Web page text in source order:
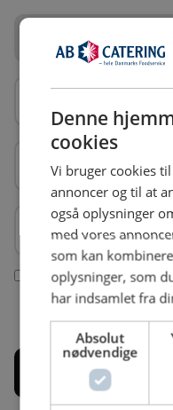
Afdeling
Din e-mail*
Din e-mail*
Kontaktperson
Kontaktperson
Firmanavn
Firmanavn
Ja tak, jeg vil gerne
indtastede informationer fra
via e-mail. Du kan til enhver
privatlivspolitik
Denne
cookies
Vi bruger cookies
annoncer og til at
også oplysninger
med vores
som kan
oplysninger, som
har indsamlet fra
Absolut
nødvendige